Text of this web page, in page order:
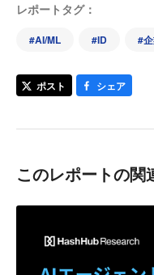
レポートタグ：
#AI/ML #ID #
ポスト シェア
このレポートの関